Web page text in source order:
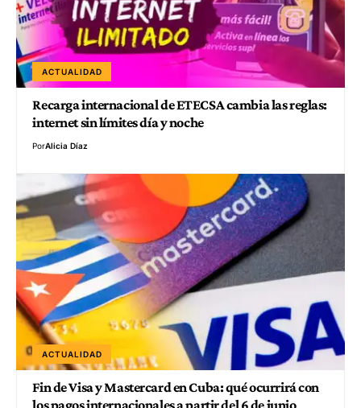
ACTUALIDAD
Recarga internacional de ETECSA cambia las reglas:
internet sin límites día y noche
PorAlicia Díaz
ACTUALIDAD
Fin de Visa y Mastercard en Cuba: qué ocurrirá con